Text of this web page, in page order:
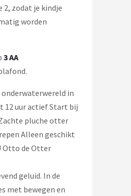
zodat je kindje
worden
3 AA
in
12 uur actief Start bij
pluche otter
Alleen geschikt
Otto de Otter
geluid. In de
met bewegen en